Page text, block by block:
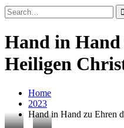
Search
Close
Search
Search
for:
Hand in Hand
Heiligen
Home
2023
Hand in Hand zu Ehren